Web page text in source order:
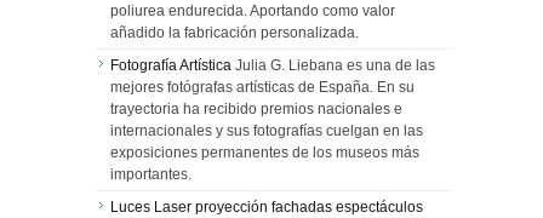
poliurea endurecida. Aportando como valor
añadido la fabricación personalizada.
Fotografía Artística Julia G. Liebana es una de las
mejores fotógrafas artísticas de España. En su
trayectoria ha recibido premios nacionales e
internacionales y sus fotografías cuelgan en las
exposiciones permanentes de los museos más
importantes.
Luces Laser proyección fachadas espectáculos